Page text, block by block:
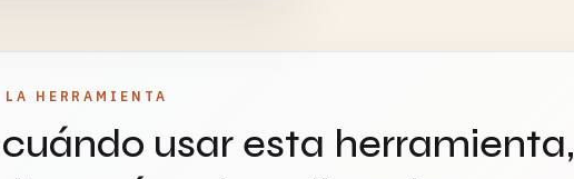
HERRAMIENTA
usar esta herramienta,